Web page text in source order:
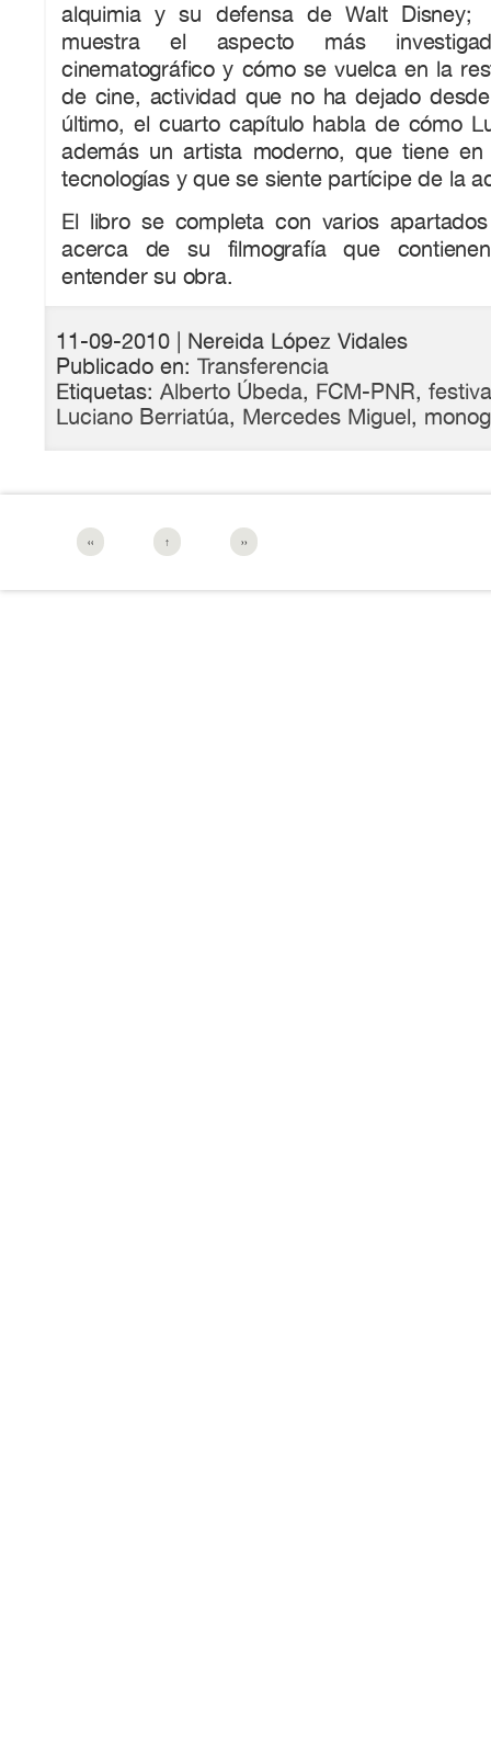
alquimia y su defensa de Walt
muestra el aspecto más
cinematográfico y cómo se vuelca en la
de cine, actividad que no ha dejado
último, el cuarto capítulo habla de cómo
además un artista moderno, que tiene
tecnologías y que se siente partícipe de la
El libro se completa con varios
acerca de su filmografía que
entender su obra.
11-09-2010 | Nereida López Vidales
Publicado en: Transferencia
Etiquetas: Alberto Úbeda, FCM-PNR,
Luciano Berriatúa, Mercedes Miguel,
‹‹ ↑ ››